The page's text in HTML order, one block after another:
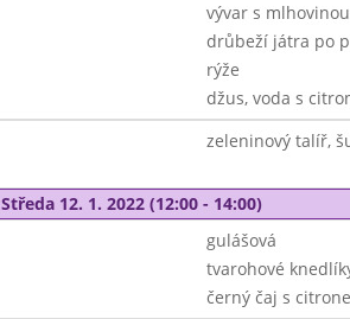
vývar s mlhovinou
drůbeží játra po
rýže
džus, voda s
zeleninový talíř,
Středa 12. 1. 2022 (12:00 - 14:00)
gulášová
tvarohové
černý čaj s